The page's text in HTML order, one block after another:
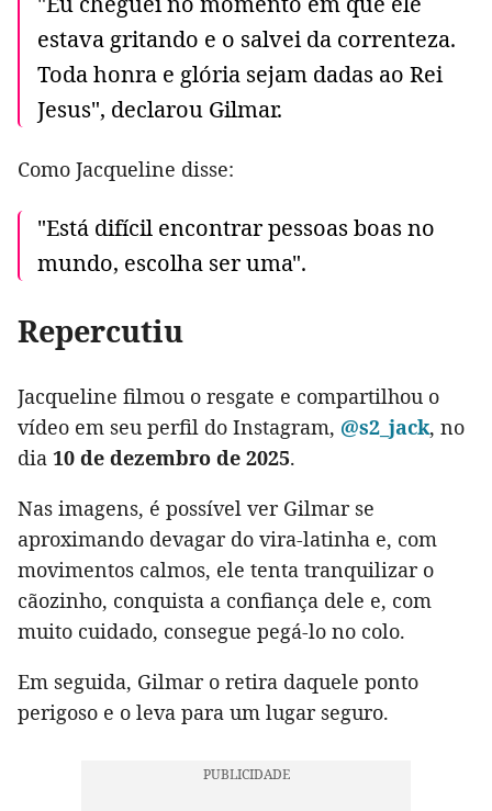
estava gritando e o salvei da correnteza.
Toda honra e glória sejam dadas ao Rei
Jesus", declarou Gilmar.
Como Jacqueline disse:
"Está difícil encontrar pessoas boas no
mundo, escolha ser uma".
Repercutiu
Jacqueline filmou o resgate e compartilhou o
vídeo em seu perfil do Instagram, @s2_jack, no
dia 10 de dezembro de 2025.
Nas imagens, é possível ver Gilmar se
aproximando devagar do vira-latinha e, com
movimentos calmos, ele tenta tranquilizar o
cãozinho, conquista a confiança dele e, com
muito cuidado, consegue pegá-lo no colo.
Em seguida, Gilmar o retira daquele ponto
perigoso e o leva para um lugar seguro.